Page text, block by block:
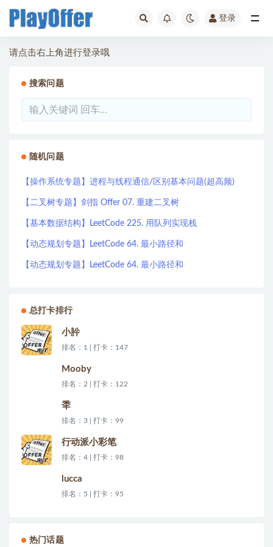
登录
请点击右上角进行登录哦
搜索问题
随机问题
【操作系统专题】进程与线程通信/区别基本问题(超高频)
【二叉树专题】剑指 Offer 07. 重建二叉树
【基本数据结构】LeetCode 225. 用队列实现栈
【动态规划专题】LeetCode 64. 最小路径和
【动态规划专题】LeetCode 64. 最小路径和
总打卡排行
小肸
排名：1 | 打卡：147
Mooby
排名：2 | 打卡：122
秊
排名：3 | 打卡：99
行动派小彩笔
排名：4 | 打卡：98
lucca
排名：5 | 打卡：95
热门话题